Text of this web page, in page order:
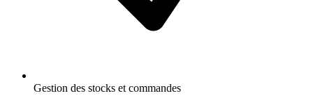
Gestion des stocks et commandes